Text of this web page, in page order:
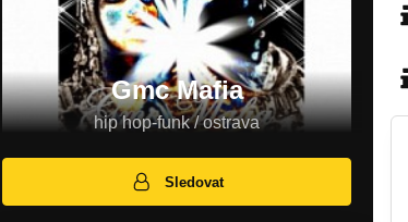
Gmc Mafia
hip hop-funk / ostrava
Sledovat